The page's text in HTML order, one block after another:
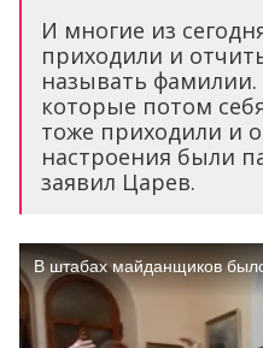
И многие из
приходили и
называть
которые потом
тоже приходили и
настроения были
заявил Царев.